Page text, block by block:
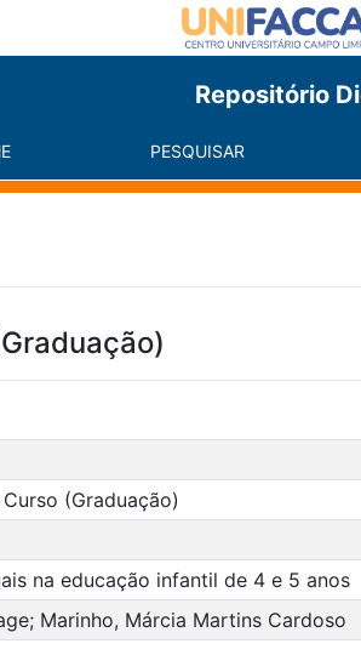
Repositório
PESQUISAR
(Graduação)
na educação infantil de 4 e 5 anos
Marinho, Márcia Martins Cardoso